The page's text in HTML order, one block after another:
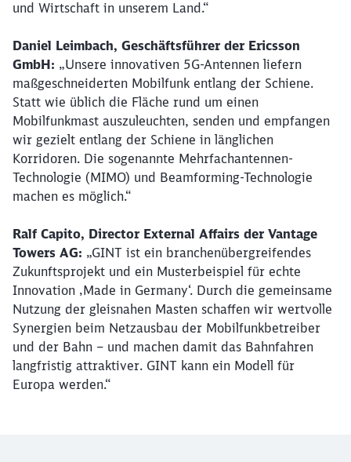
und Wirtschaft in unserem Land.“
Daniel Leimbach, Geschäftsführer der Ericsson
GmbH: „Unsere innovativen 5G-Antennen liefern
maßgeschneiderten Mobilfunk entlang der Schiene.
Statt wie üblich die Fläche rund um einen
Mobilfunkmast auszuleuchten, senden und empfangen
wir gezielt entlang der Schiene in länglichen
Korridoren. Die sogenannte Mehrfachantennen-
Technologie (MIMO) und Beamforming-Technologie
machen es möglich.“
Ralf Capito, Director External Affairs der Vantage
Towers AG: „GINT ist ein branchenübergreifendes
Zukunftsprojekt und ein Musterbeispiel für echte
Innovation ‚Made in Germany‘. Durch die gemeinsame
Nutzung der gleisnahen Masten schaffen wir wertvolle
Synergien beim Netzausbau der Mobilfunkbetreiber
und der Bahn – und machen damit das Bahnfahren
langfristig attraktiver. GINT kann ein Modell für
Europa werden.“